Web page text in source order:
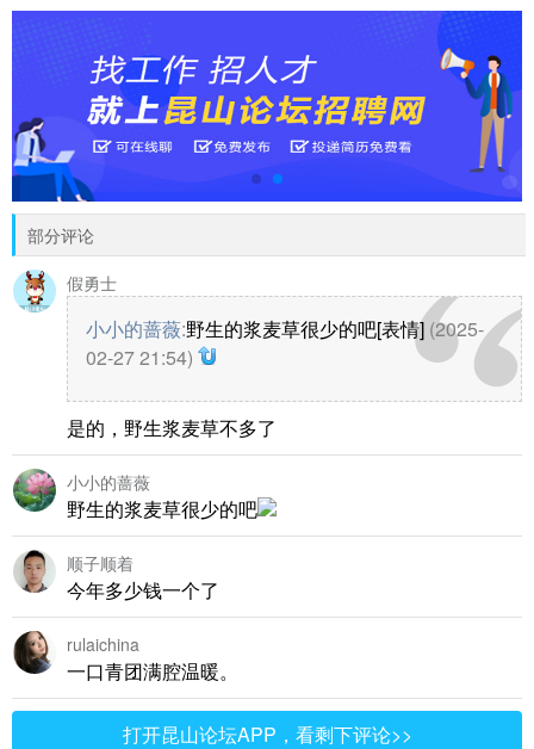
部分评论
假勇士
小小的蔷薇:野生的浆麦草很少的吧[表情] (2025-
02-27 21:54)
是的，野生浆麦草不多了
小小的蔷薇
野生的浆麦草很少的吧
顺子顺着
今年多少钱一个了
rulaichina
一口青团满腔温暖。
打开昆山论坛APP，看剩下评论>>